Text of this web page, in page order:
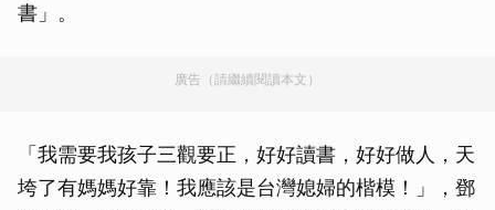
書」。
廣告（請繼續閱讀本文）
「我需要我孩子三觀要正，好好讀書，好好做人，天
垮了有媽媽好靠！我應該是台灣媳婦的楷模！」，鄧